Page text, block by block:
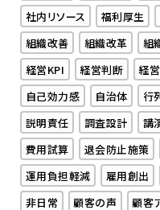
社内リソース
福利厚生
組織改善
組織改革 組
経営KPI
経営判断 経
自己効力感
自治体 行
説明責任
調査設計 講
費用試算
退会防止施策
運用負担軽減
雇用創出
非日常
顧客の声 顧客